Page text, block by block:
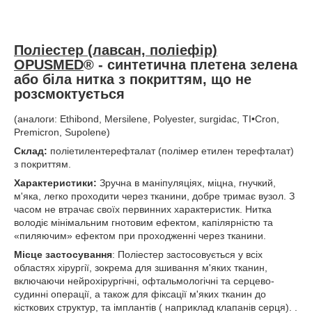
Поліестер (лавсан, поліефір)
OPUSMED® - синтетична плетена зелена
або біла нитка з покриттям, що не
розсмоктується
(аналоги: Ethibond, Mersilene, Polyester, surgidac, TI•Cron,
Premicron, Supolene)
Склад: поліетилентерефталат (полімер етилен терефталат)
з покриттям.
Характеристики: Зручна в маніпуляціях, міцна, гнучкий,
м'яка, легко проходити через тканини, добре тримає вузол. З
часом не втрачає своїх первинних характеристик. Нитка
володіє мінімальним гнотовим ефектом, капілярністю та
«пиляючим» ефектом при проходженні через тканини.
Місце застосування: Поліестер застосовується у всіх
областях хірургії, зокрема для зшивання м'яких тканин,
включаючи нейрохірургічні, офтальмологічні та серцево-
судинні операції, а також для фіксації м'яких тканин до
кісткових структур, та імплантів ( наприклад клапанів серця). .